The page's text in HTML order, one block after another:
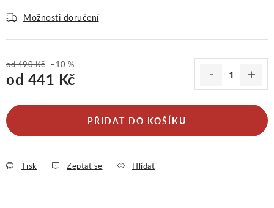
Možnosti doručení
od 490 Kč –10 %
od 441 Kč
PŘIDAT DO KOŠÍKU
Tisk Zeptat se Hlídat